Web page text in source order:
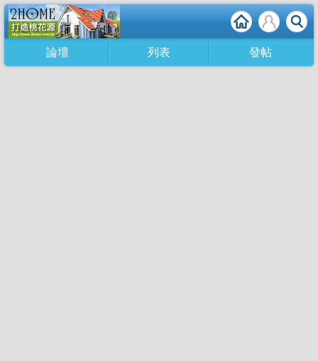
論壇 列表 發帖